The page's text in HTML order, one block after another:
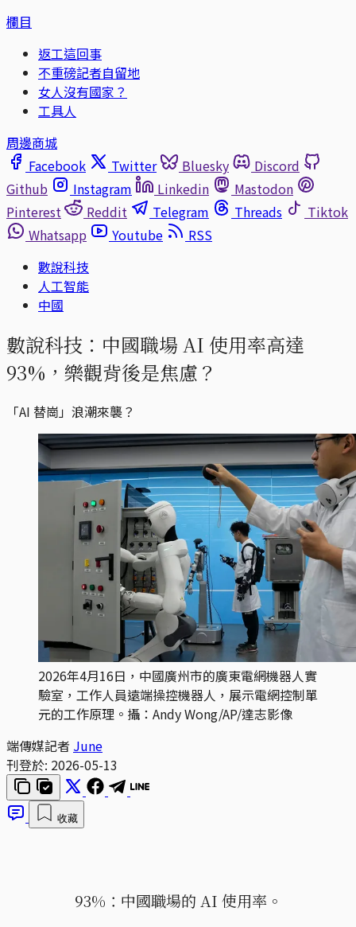
欄目
返工這回事
不重磅記者自留地
女人沒有國家？
工具人
周邊商城
Facebook
Twitter Bluesky
Discord
Github
Instagram Linkedin
Mastodon
Pinterest
Reddit Telegram Threads
Tiktok
Whatsapp
Youtube
RSS
數說科技
人工智能
中國
數說科技：中國職場 AI 使用率高達
93%，樂觀背後是焦慮？
「AI 替崗」浪潮來襲？
2026年4月16日，中國廣州市的廣東電網機器人實
驗室，工作人員遠端操控機器人，展示電網控制單
元的工作原理。攝：Andy Wong/AP/達志影像
端傳媒記者 June
刊登於: 2026-05-13
收藏
93%：中國職場的 AI 使用率。